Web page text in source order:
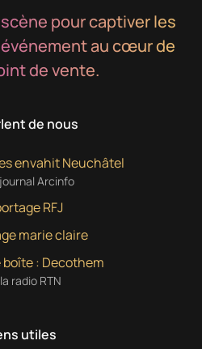
scène pour captiver les
au cœur de
de vente.
de nous
envahit Neuchâtel
Arcinfo
RFJ
marie claire
: Decothem
radio RTN
utiles